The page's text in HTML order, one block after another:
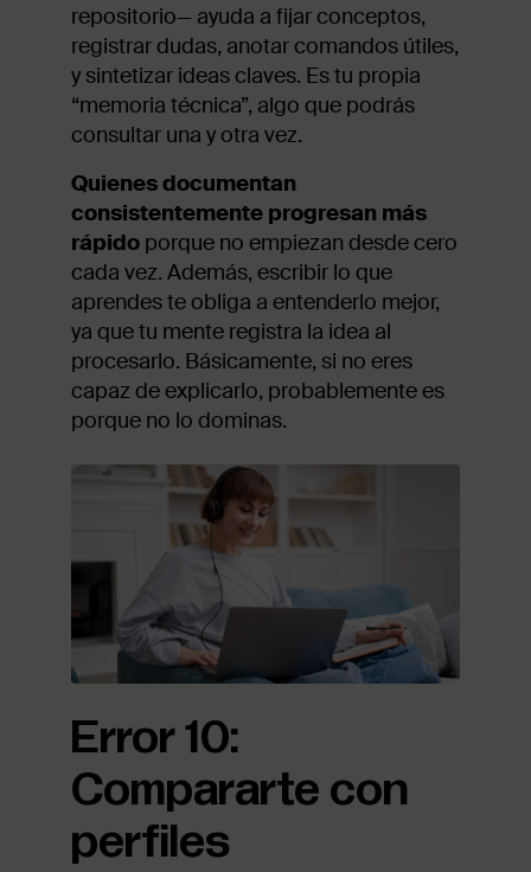
repositorio— ayuda a fijar conceptos,
registrar dudas, anotar comandos útiles,
y sintetizar ideas claves. Es tu propia
“memoria técnica”, algo que podrás
consultar una y otra vez.
Quienes documentan
consistentemente progresan más
rápido porque no empiezan desde cero
cada vez. Además, escribir lo que
aprendes te obliga a entenderlo mejor,
ya que tu mente registra la idea al
procesarlo. Básicamente, si no eres
capaz de explicarlo, probablemente es
porque no lo dominas.
Error 10:
Compararte con
perfiles